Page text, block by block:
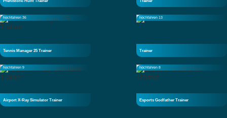
hochfahren 36
Tennis Manager 25 Trainer
hochfahren 13
Trainer
hochfahren 9
Airport X-Ray Simulator Trainer
hochfahren 8
Esports Godfather Trainer